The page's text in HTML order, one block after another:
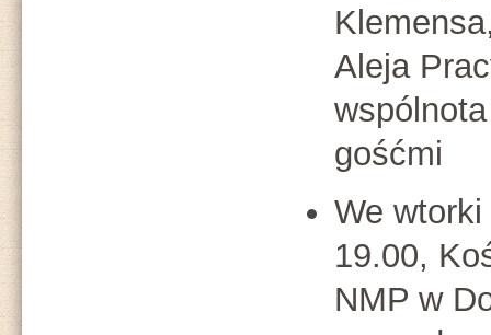
Aleja
gośćmi
We
19.00,
NMP w